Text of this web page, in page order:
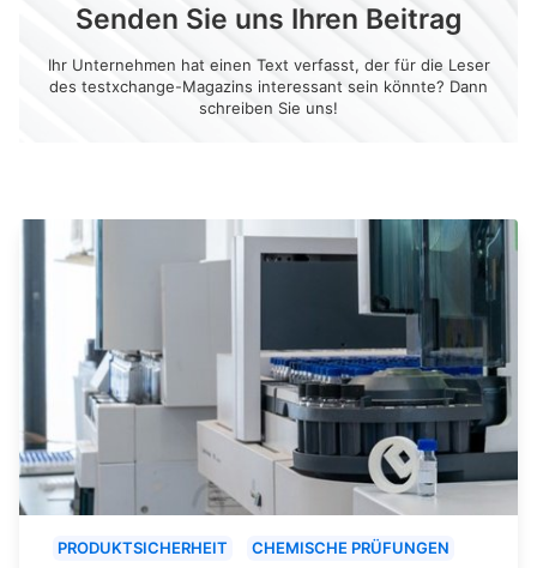
Senden Sie uns Ihren Beitrag
Ihr Unternehmen hat einen Text verfasst, der für die Leser
des testxchange-Magazins interessant sein könnte? Dann
schreiben Sie uns!
PRODUKTSICHERHEIT
CHEMISCHE PRÜFUNGEN